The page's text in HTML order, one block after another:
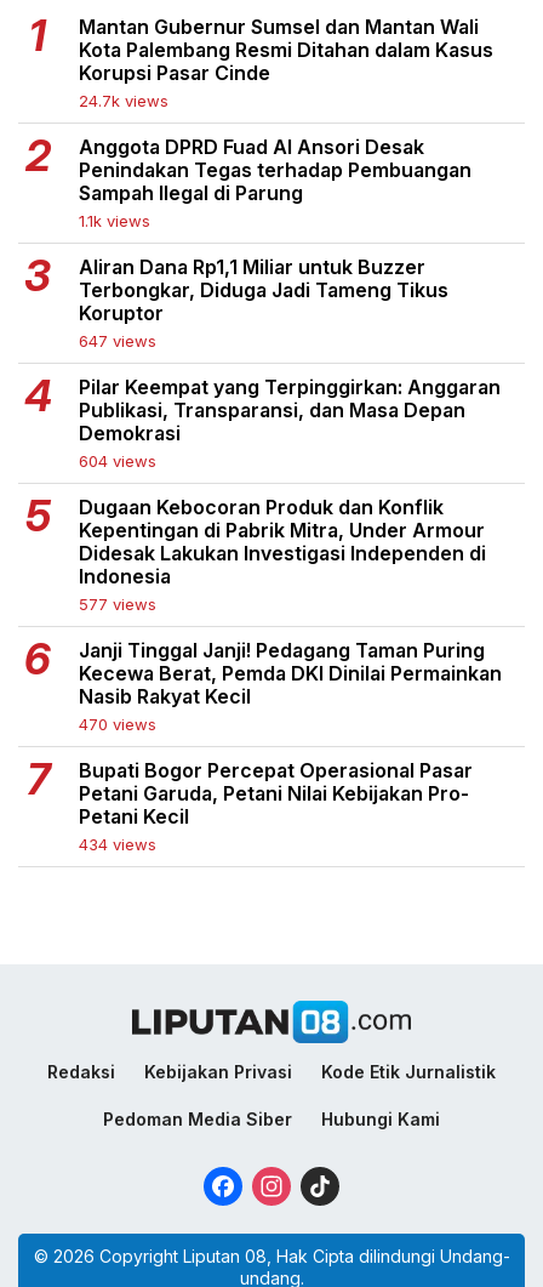
Mantan Gubernur Sumsel dan Mantan Wali
Kota Palembang Resmi Ditahan dalam Kasus
Korupsi Pasar Cinde
24.7k views
Anggota DPRD Fuad Al Ansori Desak
Penindakan Tegas terhadap Pembuangan
Sampah Ilegal di Parung
1.1k views
Aliran Dana Rp1,1 Miliar untuk Buzzer
Terbongkar, Diduga Jadi Tameng Tikus
Koruptor
647 views
Pilar Keempat yang Terpinggirkan: Anggaran
Publikasi, Transparansi, dan Masa Depan
Demokrasi
604 views
Dugaan Kebocoran Produk dan Konflik
Kepentingan di Pabrik Mitra, Under Armour
Didesak Lakukan Investigasi Independen di
Indonesia
577 views
Janji Tinggal Janji! Pedagang Taman Puring
Kecewa Berat, Pemda DKI Dinilai Permainkan
Nasib Rakyat Kecil
470 views
Bupati Bogor Percepat Operasional Pasar
Petani Garuda, Petani Nilai Kebijakan Pro-
Petani Kecil
434 views
Redaksi Kebijakan Privasi Kode Etik Jurnalistik
Pedoman Media Siber Hubungi Kami
FacebookInstagram
© 2026 Copyright Liputan 08, Hak Cipta dilindungi Undang-
undang.